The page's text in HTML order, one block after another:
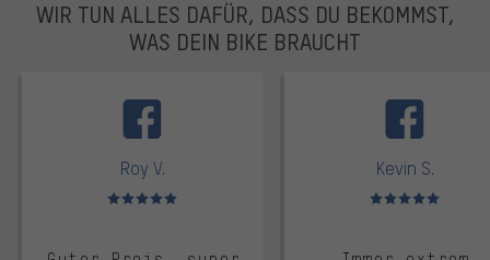
WIR TUN ALLES DAFÜR, DASS DU BEKOMMST,
WAS DEIN BIKE BRAUCHT
Roy V.
Bewertungen: 5 von 5
Kevin S.
Bewertungen: 5 von 5